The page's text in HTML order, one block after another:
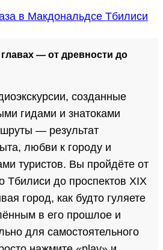
— от древности до
созданные
гидами и знатоками
— результат
любви к городу и
туристов. Вы пройдёте от
Тбилиси до проспектов XIX
город, как будто гуляете
в его прошлое и
для самостоятельного